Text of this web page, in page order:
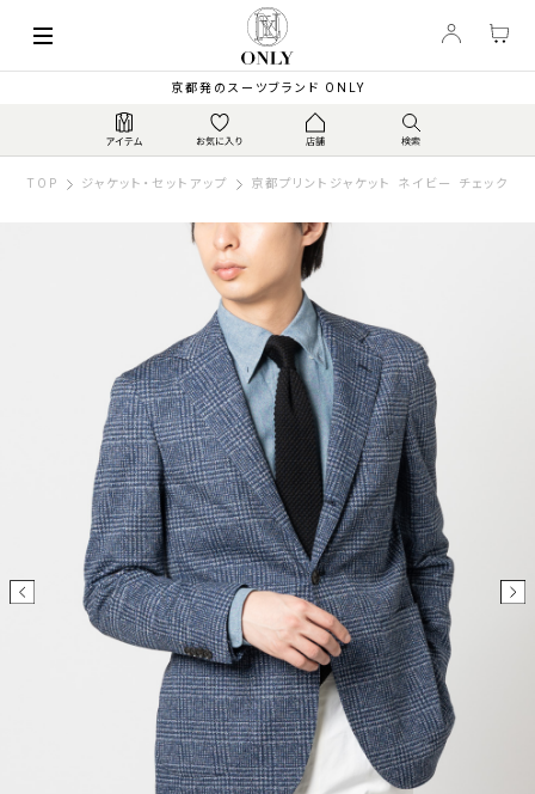
京都発のスーツブランド ONLY
TOP ジャケット・セットアップ 京都プリントジャケット ネイビー チェック